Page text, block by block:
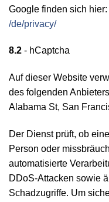
Google finden sich hier:
/de/privacy/
8.2 - hCaptcha
Auf dieser Website
des folgenden
Alabama St, San
Der Dienst prüft, ob
Person oder
automatisierte
DDoS-Attacken sowie
Schadzugriffe. Um